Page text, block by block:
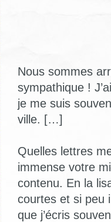
Nous sommes
sympathique !
je me suis
ville. […]
Quelles lettres
immense votre
contenu. En la
courtes et si peu
que j’écris